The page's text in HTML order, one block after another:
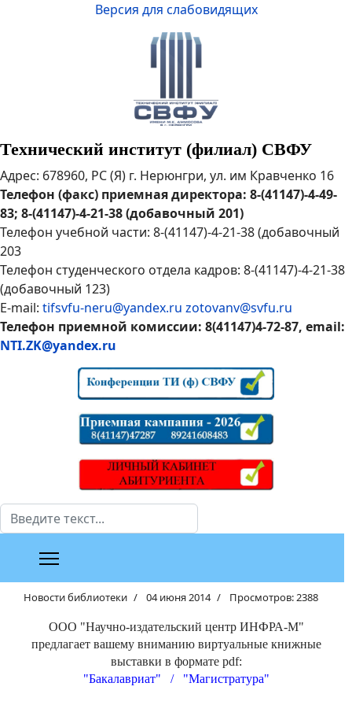
Версия для слабовидящих
Технический институт (филиал) СВФУ
Адрес: 678960, РС (Я) г. Нерюнгри, ул. им Кравченко 16
Телефон (факс) приемная директора: 8-(41147)-4-49-
83; 8-(41147)-4-21-38 (добавочный 201)
Телефон учебной части: 8-(41147)-4-21-38 (добавочный
203
Телефон студенческого отдела кадров: 8-(41147)-4-21-38
(добавочный 123)
E-mail: tifsvfu-neru@yandex.ru zotovanv@svfu.ru
Телефон приемной комиссии: 8(41147)4-72-87, email:
NTI.ZK@yandex.ru
Поиск
Новости библиотеки 04 июня 2014 Просмотров: 2388
ООО "Научно-издательский центр ИНФРА-М"
предлагает вашему вниманию виртуальные книжные
выставки в формате pdf:
"Бакалавриат" / "Магистратура"